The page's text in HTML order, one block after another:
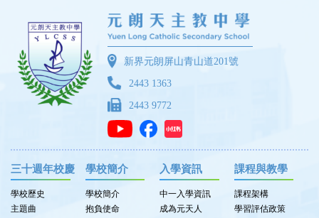
新界元朗屏山青山道201號
2443 1363
2443 9772
三十週年校慶
學校歷史
主題曲
學校簡介
學校簡介
抱負使命
入學資訊
中一入學資訊
成為元天人
課程與教學
課程架構
學習評估政策